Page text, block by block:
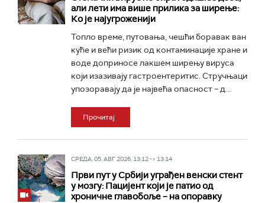
али лети има више прилика за ширење:
Ко је најугроженији
Топло време, путовања, чешћи боравак ван
куће и већи ризик од контаминације хране и
воде доприносе лакшем ширењу вируса
који изазивају гастроентеритис. Стручњаци
упозоравају да је највећа опасност – д...
Прочитај
СРЕДА, 05. АВГ 2026, 13:12 -> 13:14
Први пут у Србији уграђен венски стент
у мозгу: Пацијент који је патио од
хроничне главобоље – на опоравку